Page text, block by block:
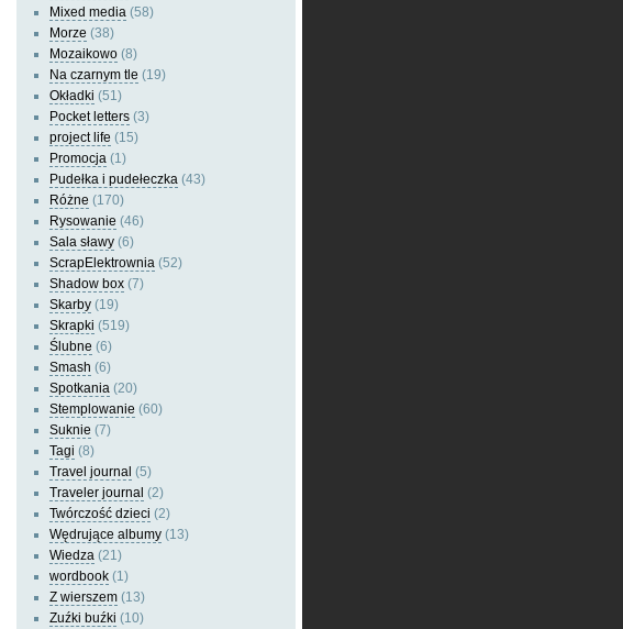
Mixed media (58)
Morze (38)
Mozaikowo (8)
Na czarnym tle (19)
Okładki (51)
Pocket letters (3)
project life (15)
Promocja (1)
Pudełka i pudełeczka (43)
Różne (170)
Rysowanie (46)
Sala sławy (6)
ScrapElektrownia (52)
Shadow box (7)
Skarby (19)
Skrapki (519)
Ślubne (6)
Smash (6)
Spotkania (20)
Stemplowanie (60)
Suknie (7)
Tagi (8)
Travel journal (5)
Traveler journal (2)
Twórczość dzieci (2)
Wędrujące albumy (13)
Wiedza (21)
wordbook (1)
Z wierszem (13)
Zuźki buźki (10)